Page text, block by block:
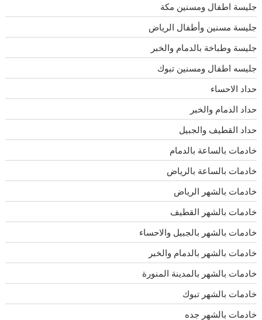
جليسة اطفال ومسنين مكة
جليسة مسنين وأطفال الرياض
جليسة وطباخة بالدمام والخبر
جليسه اطفال ومسنين تبوك
حداد الاحساء
حداد الدمام والخبر
حداد القطيف والجبيل
خادمات بالساعة بالدمام
خادمات بالساعة بالرياض
خادمات بالشهر الرياض
خادمات بالشهر القطيف
خادمات بالشهر بالجبيل والاحساء
خادمات بالشهر بالدمام والخبر
خادمات بالشهر بالمدينة المنورة
خادمات بالشهر تبوك
خادمات بالشهر جده